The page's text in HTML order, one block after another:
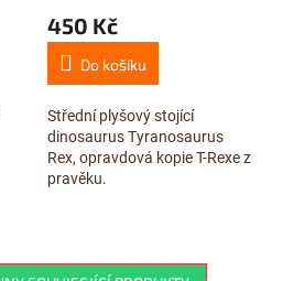
produktu
5,0
5
hvězdiček.
450 Kč
Do košíku
Střední plyšový stojící
dinosaurus Tyranosaurus
Rex, opravdová kopie T-Rexe z
pravěku.